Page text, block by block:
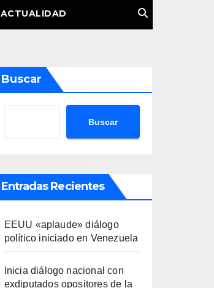
ACTUALIDAD
Buscar
Buscar
Entradas Recientes
EEUU «aplaude» diálogo
político iniciado en Venezuela
Inicia diálogo nacional con
exdiputados opositores de la